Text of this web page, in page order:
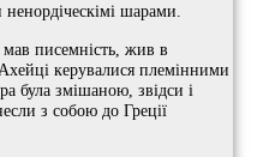
шарами.
писемність, жив в
керувалися племінними
була змішаною, звідси і
з собою до Греції